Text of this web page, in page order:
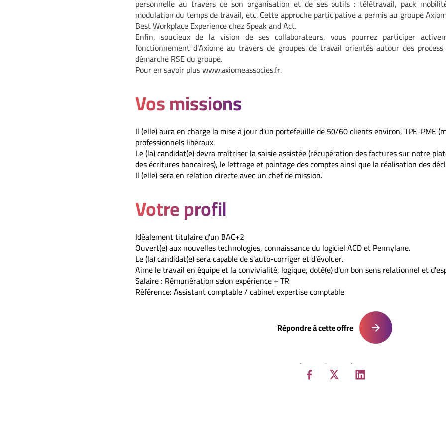
personnelle au travers de son organisation et de ses outils : télétravail, pack
modulation du temps de travail, etc. Cette approche participative a permis au groupe
Best Workplace Experience chez Speak and Act.
Enfin, soucieux de la vision de ses collaborateurs, vous pourrez participer
fonctionnement d'Axiome au travers de groupes de travail orientés autour des
démarche RSE du groupe.
Pour en savoir pluswww.axiomeassocies.fr.
Vos missions
Il (elle) aura en charge la mise à jour d'un portefeuille de 50/60 clients environ, TPE-PME
professionnels libéraux.
Le (la) candidat(e) devra maîtriser la saisie assistée (récupération des factures sur notre
des écritures bancaires), le lettrage et pointage des comptes ainsi que la réalisation des
Il (elle) sera en relation directe avec un chef de mission.
Votre profil
Idéalement titulaire d'un BAC+2
Ouvert(e) aux nouvelles technologies, connaissance du logiciel ACD et Pennylane.
Le (la) candidat(e) sera capable de s'auto-corriger et d'évoluer.
Aime le travail en équipe et la convivialité, logique, doté(e) d'un bon sens relationnel et
Salaire : Rémunération selon expérience + TR
Référence: Assistant comptable / cabinet expertise comptable
Répondre à cette offre